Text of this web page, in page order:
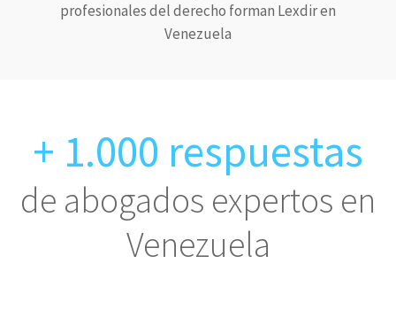
profesionales del derecho forman Lexdir en
Venezuela
+ 1.000 respuestas
de abogados expertos en
Venezuela